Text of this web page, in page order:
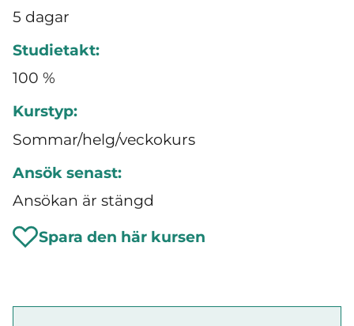
5 dagar
Studietakt:
100 %
Kurstyp:
Sommar/helg/veckokurs
Ansök senast:
Ansökan är stängd
Spara den här kursen